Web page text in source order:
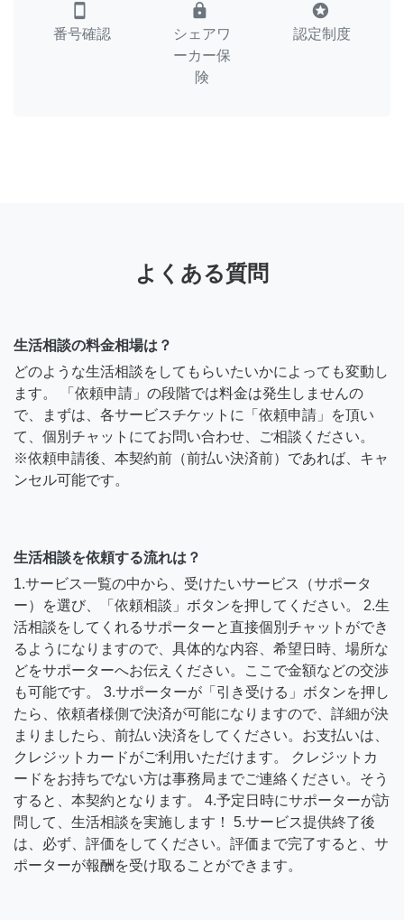
smartphone
番号確認
lock
シェアワ
ーカー保
険
stars
認定制度
よくある質問
生活相談の料金相場は？
どのような生活相談をしてもらいたいかによっても変動し
ます。 「依頼申請」の段階では料金は発生しませんの
で、まずは、各サービスチケットに「依頼申請」を頂い
て、個別チャットにてお問い合わせ、ご相談ください。
※依頼申請後、本契約前（前払い決済前）であれば、キャ
ンセル可能です。
生活相談を依頼する流れは？
1.サービス一覧の中から、受けたいサービス（サポータ
ー）を選び、「依頼相談」ボタンを押してください。 2.生
活相談をしてくれるサポーターと直接個別チャットができ
るようになりますので、具体的な内容、希望日時、場所な
どをサポーターへお伝えください。ここで金額などの交渉
も可能です。 3.サポーターが「引き受ける」ボタンを押し
たら、依頼者様側で決済が可能になりますので、詳細が決
まりましたら、前払い決済をしてください。お支払いは、
クレジットカードがご利用いただけます。 クレジットカ
ードをお持ちでない方は事務局までご連絡ください。そう
すると、本契約となります。 4.予定日時にサポーターが訪
問して、生活相談を実施します！ 5.サービス提供終了後
は、必ず、評価をしてください。評価まで完了すると、サ
ポーターが報酬を受け取ることができます。